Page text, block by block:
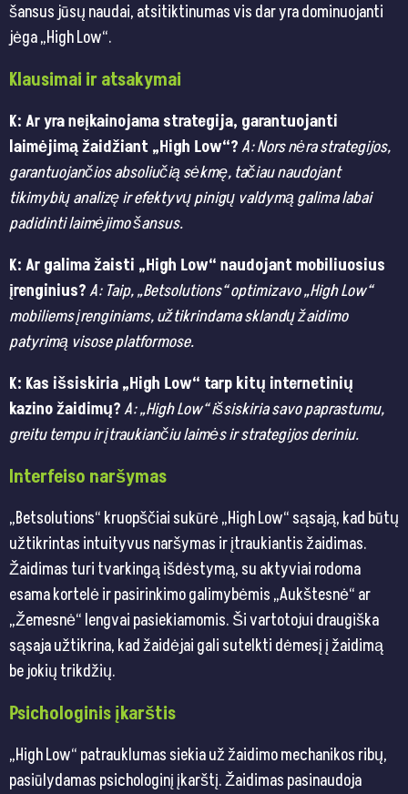
šansus jūsų naudai, atsitiktinumas vis dar yra dominuojanti
jėga „High Low“.
Klausimai ir atsakymai
K: Ar yra neįkainojama strategija, garantuojanti
laimėjimą žaidžiant „High Low“?A: Nors nėra strategijos,
garantuojančios absoliučią sėkmę, tačiau naudojant
tikimybių analizę ir efektyvų pinigų valdymą galima labai
padidinti laimėjimo šansus.
K: Ar galima žaisti „High Low“ naudojant mobiliuosius
įrenginius?A: Taip, „Betsolutions“ optimizavo „High Low“
mobiliems įrenginiams, užtikrindama sklandų žaidimo
patyrimą visose platformose.
K: Kas išsiskiria „High Low“ tarp kitų internetinių
kazino žaidimų?A: „High Low“ išsiskiria savo paprastumu,
greitu tempu ir įtraukiančiu laimės ir strategijos deriniu.
Interfeiso naršymas
„Betsolutions“ kruopščiai sukūrė „High Low“ sąsają, kad būtų
užtikrintas intuityvus naršymas ir įtraukiantis žaidimas.
Žaidimas turi tvarkingą išdėstymą, su aktyviai rodoma
esama kortelė ir pasirinkimo galimybėmis „Aukštesnė“ ar
„Žemesnė“ lengvai pasiekiamomis. Ši vartotojui draugiška
sąsaja užtikrina, kad žaidėjai gali sutelkti dėmesį į žaidimą
be jokių trikdžių.
Psichologinis įkarštis
„High Low“ patrauklumas siekia už žaidimo mechanikos ribų,
pasiūlydamas psichologinį įkarštį. Žaidimas pasinaudoja